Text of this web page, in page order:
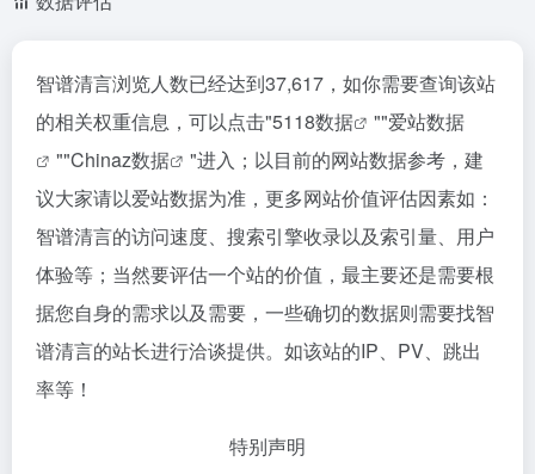
智谱清言浏览人数已经达到37,617，如你需要查询该站
的相关权重信息，可以点击"5118数据 ""爱站数据
""Chinaz数据
"进入；以目前的网站数据参考，建
议大家请以爱站数据为准，更多网站价值评估因素如：
智谱清言的访问速度、搜索引擎收录以及索引量、用户
体验等；当然要评估一个站的价值，最主要还是需要根
据您自身的需求以及需要，一些确切的数据则需要找智
谱清言的站长进行洽谈提供。如该站的IP、PV、跳出
率等！
特别声明